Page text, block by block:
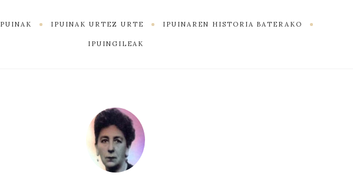
IPUINAK IPUINAK URTEZ URTE IPUINAREN HISTORIA BATERAKO
IPUINGILEAK